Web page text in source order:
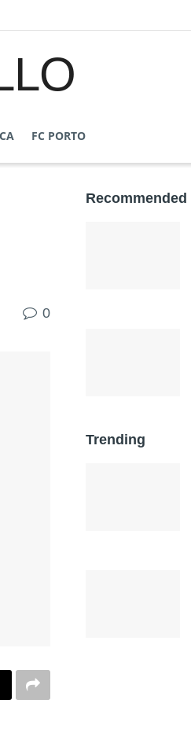
FC PORTO
0
Recommended
Trending